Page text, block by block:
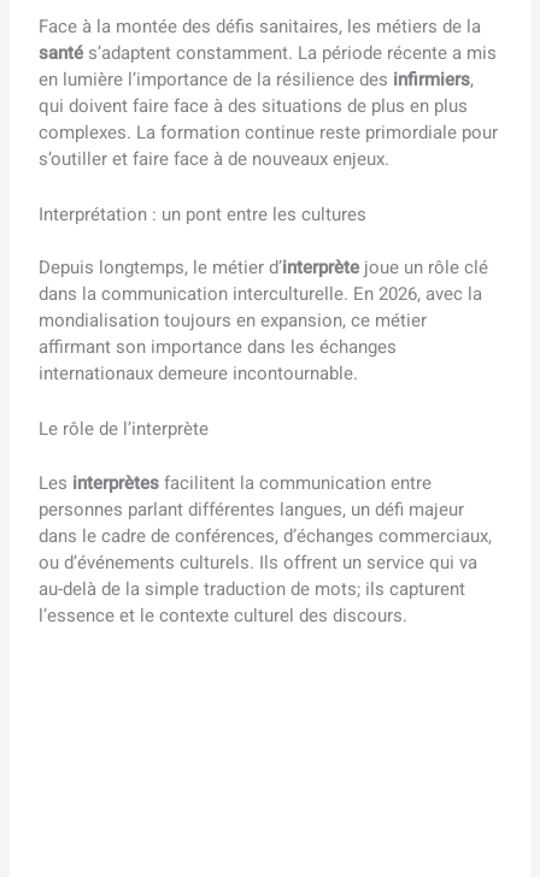
Face à la montée des défis sanitaires, les métiers de la
santé s’adaptent constamment. La période récente a mis
en lumière l’importance de la résilience des infirmiers,
qui doivent faire face à des situations de plus en plus
complexes. La formation continue reste primordiale pour
s’outiller et faire face à de nouveaux enjeux.
Interprétation : un pont entre les cultures
Depuis longtemps, le métier d’interprète joue un rôle clé
dans la communication interculturelle. En 2026, avec la
mondialisation toujours en expansion, ce métier
affirmant son importance dans les échanges
internationaux demeure incontournable.
Le rôle de l’interprète
Les interprètesfacilitent la communication entre
personnes parlant différentes langues, un défi majeur
dans le cadre de conférences, d’échanges commerciaux,
ou d’événements culturels. Ils offrent un service qui va
au-delà de la simple traduction de mots; ils capturent
l’essence et le contexte culturel des discours.